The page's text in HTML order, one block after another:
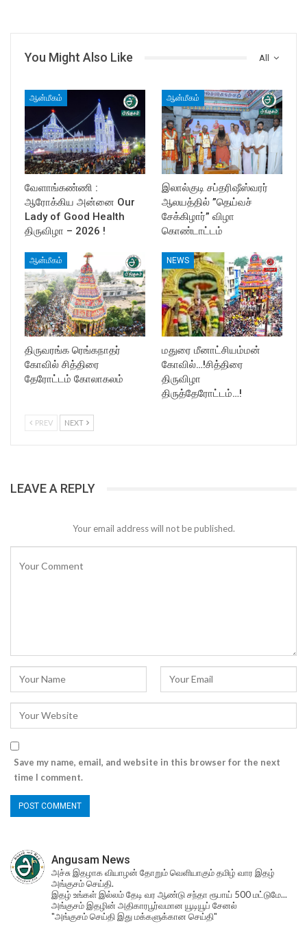
All
You Might Also Like
ஆன்மீகம்
வேளாங்கண்ணி :
ஆரோக்கிய அன்னை Our
Lady of Good Health
திருவிழா – 2026 !
ஆன்மீகம்
இலால்குடி சப்தரிஷீஸ்வரர்
ஆலயத்தில் ”தெய்வச்
சேக்கிழார்” விழா
கொண்டாட்டம்
ஆன்மீகம்
திருவரங்க ரெங்கநாதர்
கோவில் சித்திரை
தேரோட்டம் கோலாகலம்
NEWS
மதுரை மீனாட்சியம்மன்
கோவில்…!சித்திரை
திருவிழா
திருத்தேரோட்டம்…!
PREV NEXT
LEAVE A REPLY
Your email address will not be published.
Save my name, email, and website in this browser for the next
time I comment.
Angusam News
அச்சு இதழாக வியாழன் தோறும் வெளியாகும் தமிழ் வார இதழ்
அங்குசம் செய்தி.
இதழ் உங்கள் இல்லம் தேடி வர ஆண்டு சந்தா ரூபாய் 500 மட்டுமே...
அங்குசம் இதழின் அதிகாரபூர்வமான யூடியூப் சேனல்
"அங்குசம் செய்தி இது மக்களுக்கான செய்தி"